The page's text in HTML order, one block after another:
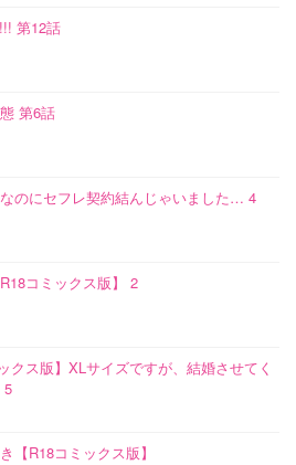
第12話
第6話
のにセフレ契約結んじゃいました… 4
コミックス版】 2
クス版】XLサイズですが、結婚させてく
5
【R18コミックス版】